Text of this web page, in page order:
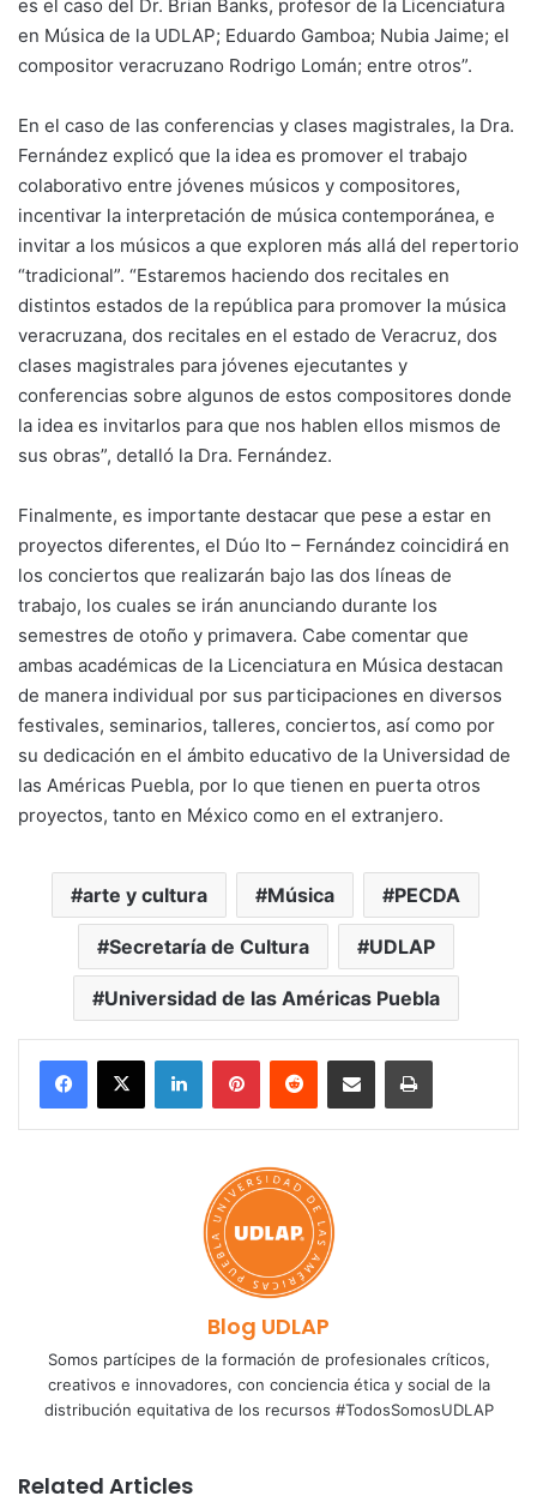
es el caso del Dr. Brian Banks, profesor de la Licenciatura
en Música de la UDLAP; Eduardo Gamboa; Nubia Jaime; el
compositor veracruzano Rodrigo Lomán; entre otros”.
En el caso de las conferencias y clases magistrales, la Dra.
Fernández explicó que la idea es promover el trabajo
colaborativo entre jóvenes músicos y compositores,
incentivar la interpretación de música contemporánea, e
invitar a los músicos a que exploren más allá del repertorio
“tradicional”. “Estaremos haciendo dos recitales en
distintos estados de la república para promover la música
veracruzana, dos recitales en el estado de Veracruz, dos
clases magistrales para jóvenes ejecutantes y
conferencias sobre algunos de estos compositores donde
la idea es invitarlos para que nos hablen ellos mismos de
sus obras”, detalló la Dra. Fernández.
Finalmente, es importante destacar que pese a estar en
proyectos diferentes, el Dúo Ito – Fernández coincidirá en
los conciertos que realizarán bajo las dos líneas de
trabajo, los cuales se irán anunciando durante los
semestres de otoño y primavera. Cabe comentar que
ambas académicas de la Licenciatura en Música destacan
de manera individual por sus participaciones en diversos
festivales, seminarios, talleres, conciertos, así como por
su dedicación en el ámbito educativo de la Universidad de
las Américas Puebla, por lo que tienen en puerta otros
proyectos, tanto en México como en el extranjero.
arte y cultura Música PECDA
Secretaría de Cultura UDLAP
Universidad de las Américas Puebla
LinkedInPinterestReddit Share via Email Print
Blog UDLAP
Somos partícipes de la formación de profesionales críticos,
creativos e innovadores, con conciencia ética y social de la
distribución equitativa de los recursos #TodosSomosUDLAP
Related Articles